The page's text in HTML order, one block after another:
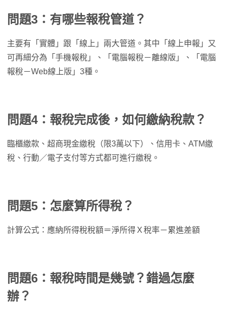
問題3：有哪些報稅管道？
主要有「實體」跟「線上」兩大管道。其中「線上申報」又
可再細分為「手機報稅」、「電腦報稅－離線版」、「電腦
報稅－Web線上版」3種。
問題4：報稅完成後，如何繳納稅款？
臨櫃繳款、超商現金繳稅（限3萬以下）、信用卡、ATM繳
稅、行動／電子支付等方式都可進行繳稅。
問題5：怎麼算所得稅？
計算公式：應納所得稅稅額＝淨所得Ｘ稅率－累進差額
問題6：報稅時間是幾號？錯過怎麼
辦？